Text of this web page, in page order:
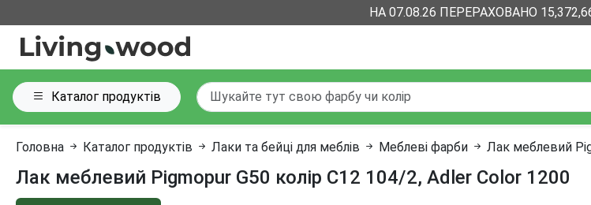
НА 07.08.26 ПЕРЕРАХОВАНО
Каталог продуктів
Головна Каталог продуктів Лаки та бейці для меблів Меблеві фарби Лак меблевий
Лак меблевий Pigmopur G50 колір C12 104/2, Adler Color 1200